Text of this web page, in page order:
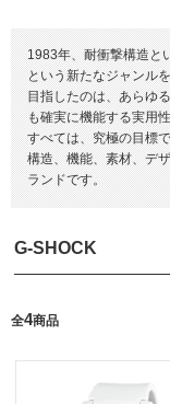
1983年、耐衝撃構造と
という新たなジャンル
目指したのは、あらゆ
も確実に機能する実用
すべては、究極の目標
構造、機能、素材、デ
ランドです。
G-SHOCK
全4商品